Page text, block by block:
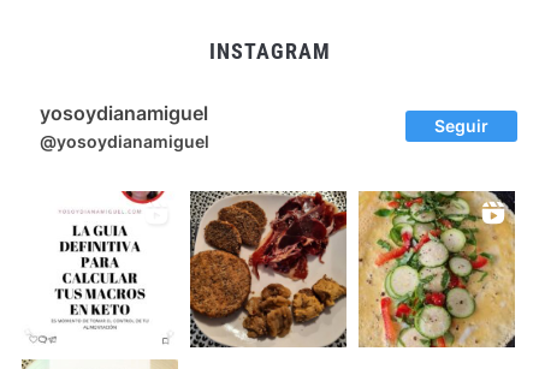
INSTAGRAM
yosoydianamiguel
@yosoydianamiguel
Seguir